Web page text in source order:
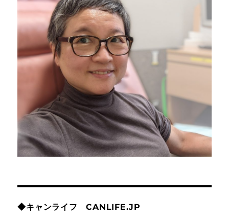
◆キャンライフ CANLIFE.JP